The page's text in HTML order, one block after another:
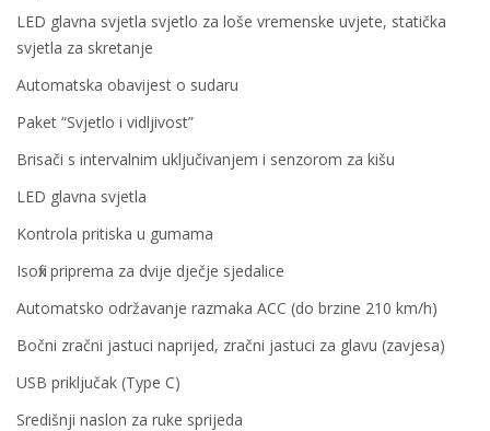
LED glavna svjetla svjetlo za loše vremenske uvjete, statička
svjetla za skretanje
Automatska obavijest o sudaru
Paket “Svjetlo i vidljivost”
Brisači s intervalnim uključivanjem i senzorom za kišu
LED glavna svjetla
Kontrola pritiska u gumama
Isofix priprema za dvije dječje sjedalice
Automatsko održavanje razmaka ACC (do brzine 210 km/h)
Bočni zračni jastuci naprijed, zračni jastuci za glavu (zavjesa)
USB priključak (Type C)
Središnji naslon za ruke sprijeda